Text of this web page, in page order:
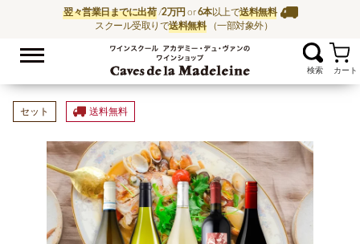
翌々営業日までに出荷/2万円 or6本以上で送料無料
スクール受取りで送料無料 （一部対象外）
ワイン通販ならワイ
お気に入
セット 送料無料